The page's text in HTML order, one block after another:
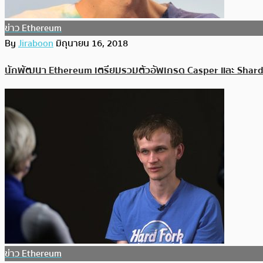
ข่าว Ethereum
ByJiraboonมิถุนายน 16, 2018
นักพัฒนา Ethereum เตรียมรวมตัวอัพเกรด Casper และ
ข่าว Ethereum